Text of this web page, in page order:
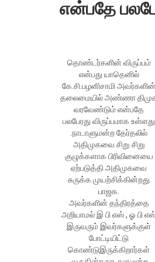
என்பதே
தொண்டர்களின் விருப்பம்
என்பது யாதெனில்
கே.சி.பழனிசாமி அவர்களின்
தலைமையில் அண்ணா
வரவேண்டும் என்பதே
பலபேரது விருப்பமாக உள்ளது
.நாடாளுமன்ற தேர்தலில்
அதிமுகவை சிறு சிறு
குழுக்களாக பிரிவினையை
ஏற்படுத்தி அதிமுகவை
சுருக்க முயற்சிக்கின்றது
பாஜக.
அவர்களின் தந்திரத்தை
அறியாமல் இ பி எஸ் , ஓ பி
இருவரும் இவர்களுக்குள்
போட்டியிட்டு
கொண்டுஇருக்கிறார்கள்